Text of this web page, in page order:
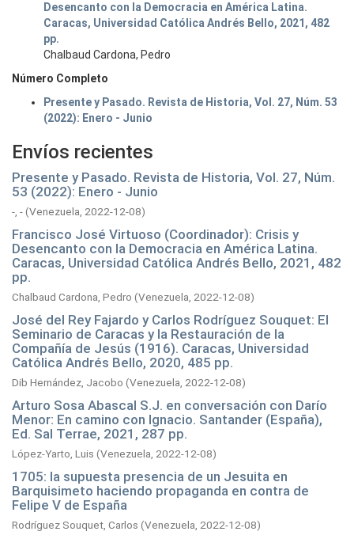
Desencanto con la Democracia en América Latina.
Caracas, Universidad Católica Andrés Bello, 2021, 482
pp.
Chalbaud Cardona, Pedro
Número Completo
Presente y Pasado. Revista de Historia, Vol. 27, Núm. 53
(2022): Enero - Junio
Envíos recientes
Presente y Pasado. Revista de Historia, Vol. 27, Núm.
53 (2022): Enero - Junio
-, -(Venezuela, 2022-12-08)
Francisco José Virtuoso (Coordinador): Crisis y
Desencanto con la Democracia en América Latina.
Caracas, Universidad Católica Andrés Bello, 2021, 482
pp.
Chalbaud Cardona, Pedro (Venezuela, 2022-12-08)
José del Rey Fajardo y Carlos Rodríguez Souquet: El
Seminario de Caracas y la Restauración de la
Compañía de Jesús (1916). Caracas, Universidad
Católica Andrés Bello, 2020, 485 pp.
Dib Hernández, Jacobo (Venezuela, 2022-12-08)
Arturo Sosa Abascal S.J. en conversación con Darío
Menor: En camino con Ignacio. Santander (España),
Ed. Sal Terrae, 2021, 287 pp.
López-Yarto, Luis (Venezuela, 2022-12-08)
1705: la supuesta presencia de un Jesuita en
Barquisimeto haciendo propaganda en contra de
Felipe V de España
Rodríguez Souquet, Carlos (Venezuela, 2022-12-08)